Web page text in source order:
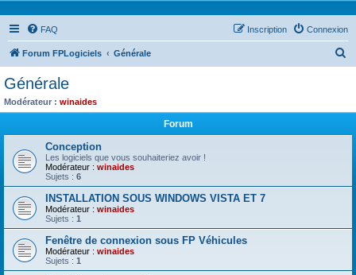
FAQ Connexion
Inscription
Forum FPLogiciels Générale
h
Générale
Modérateur : winaides
Forum
Conception
Les logiciels que vous souhaiteriez avoir !
Modérateur : winaides
Sujets : 6
INSTALLATION SOUS WINDOWS VISTA ET 7
Modérateur : winaides
Sujets : 1
Fenêtre de connexion sous FP Véhicules
Modérateur : winaides
Sujets : 1